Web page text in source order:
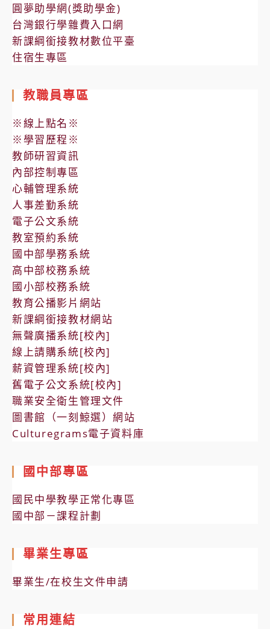
圓夢助學網(獎助學金)
台灣銀行學雜費入口網
新課綱銜接教材數位平臺
住宿生專區
教職員專區
※線上點名※
※學習歷程※
教師研習資訊
內部控制專區
心輔管理系統
人事差勤系統
電子公文系統
教室預約系統
國中部學務系統
高中部校務系統
國小部校務系統
教育公播影片網站
新課綱銜接教材網站
無聲廣播系統[校內]
線上請購系統[校內]
薪資管理系統[校內]
舊電子公文系統[校內]
職業安全衛生管理文件
圖書館（一刻鯨選）網站
Culturegrams電子資料庫
國中部專區
國民中學教學正常化專區
國中部－課程計劃
畢業生專區
畢業生/在校生文件申請
常用連結